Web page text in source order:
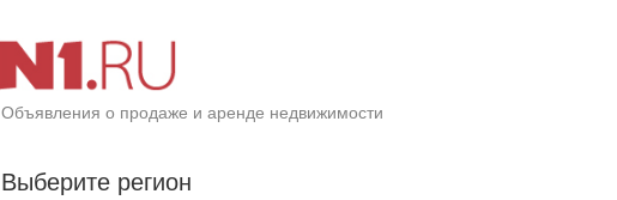
Объявления о продаже и аренде недвижимости
Выберите регион